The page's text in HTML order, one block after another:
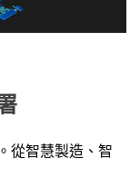
從智慧製造、智